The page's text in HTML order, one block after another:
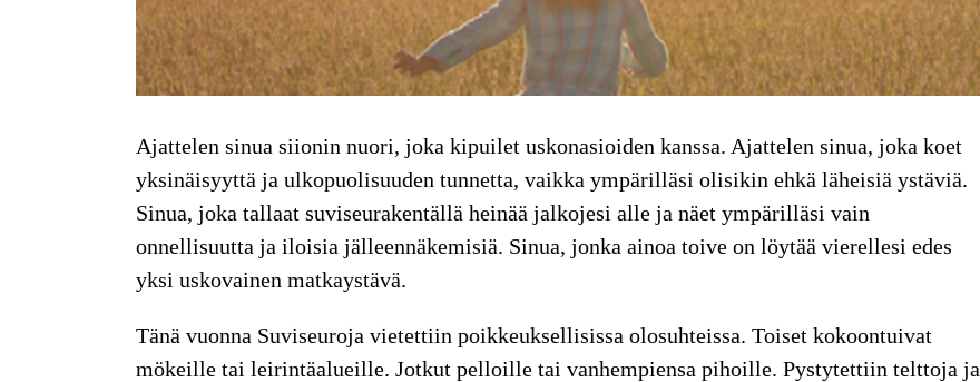
Ajattelen sinua siionin nuori, joka kipuilet uskonasioiden kanssa. Ajattelen sinua, joka koet
yksinäisyyttä ja ulkopuolisuuden tunnetta, vaikka ympärilläsi olisikin ehkä läheisiä ystäviä.
Sinua, joka tallaat suviseurakentällä heinää jalkojesi alle ja näet ympärilläsi vain
onnellisuutta ja iloisia jälleennäkemisiä. Sinua, jonka ainoa toive on löytää vierellesi edes
yksi uskovainen matkaystävä.
Tänä vuonna Suviseuroja vietettiin poikkeuksellisissa olosuhteissa. Toiset kokoontuivat
mökeille tai leirintäalueille. Jotkut pelloille tai vanhempiensa pihoille. Pystytettiin telttoja ja